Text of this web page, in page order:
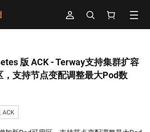
版 ACK -Terway支持集群扩容
，支持节点变配调整最大Pod数
ACK